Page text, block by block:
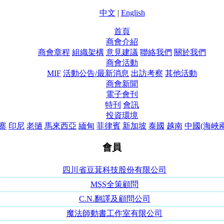
中文 | English
首頁
商會介紹
商會章程 組織架構 意見建議 聯絡我們 關於我們
商會活動
MIF 活動公告/最新消息 出訪考察 其他活動
商會新聞
電子會刊
特刊 會訊
投資環境
印尼 老撾 馬來西亞 緬甸 菲律賓 新加坡 泰國 越南 中國(海峽
會員
四川省豆萁科技股份有限公司
MSS全策顧問
C.N.翻譯及顧問公司
魔法師動書工作室有限公司